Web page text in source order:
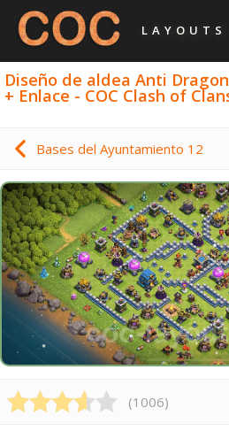
LAYOUTS
Diseño de aldea Anti
+ Enlace - COC Clash of
Bases del Ayuntamiento 12
(1006)